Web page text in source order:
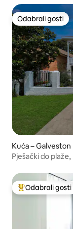
Odabrali gosti
Odabrali gosti
Kuća – Galveston
Pješački do
Među najviše
Odabrali gosti